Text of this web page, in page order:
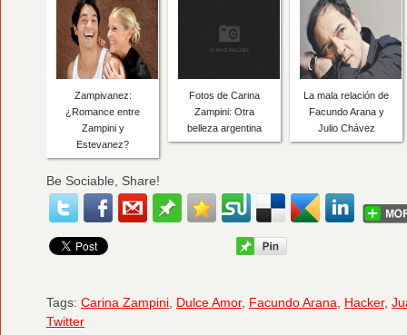
Zampivanez:
¿Romance entre
Zampini y
Estevanez?
Fotos de Carina
Zampini: Otra
belleza argentina
La mala relación de
Facundo Arana y
Julio Chávez
Be Sociable, Share!
Tags: Carina Zampini Dulce Amor, Facundo Arana Hacker,
Twitter